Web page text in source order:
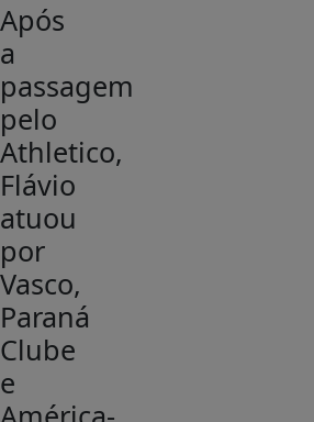
Após
a
passagem
pelo
Athletico,
Flávio
atuou
por
Vasco,
Paraná
Clube
e